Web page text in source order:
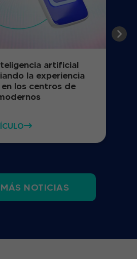
artificial
la experiencia
los centros de
MÁS NOTICIAS